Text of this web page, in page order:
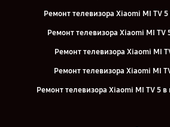
Ремонт телевизора Xiaomi MI TV
Ремонт телевизора Xiaomi MI TV
Ремонт телевизора Xiaomi MI
Ремонт телевизора Xiaomi MI
Ремонт телевизора Xiaomi MI TV 5 в